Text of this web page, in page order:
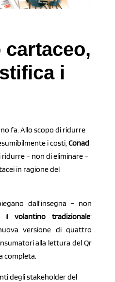
i
fa. Allo scopo di ridurre
i costi, Conad
– non di eliminare –
in ragione del
dall'insegna – non
il volantino tradizionale:
versione di quattro
alla lettura del Qr
completa.
degli stakeholder del